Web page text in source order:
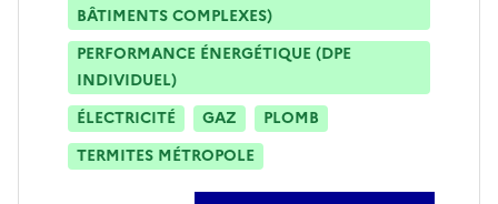
BÂTIMENTS COMPLEXES)
PERFORMANCE ÉNERGÉTIQUE (DPE
INDIVIDUEL)
ÉLECTRICITÉ
GAZ
PLOMB
TERMITES MÉTROPOLE